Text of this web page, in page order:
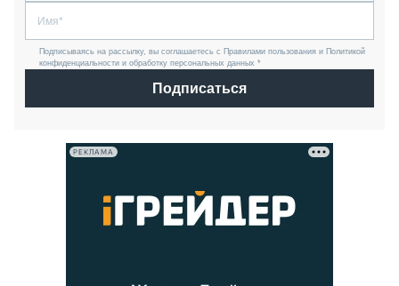
Подписываясь на рассылку, вы соглашаетесь с Правилами пользования и Политикой
конфиденциальности и обработку персональных данных *
Подписаться
РЕКЛАМА